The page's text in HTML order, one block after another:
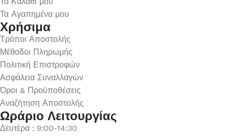
Τα Αγαπημένα μου
Χρήσιμα
Τρόποι Αποστολής
Μέθοδοι Πληρωμής
Πολιτική Επιστροφών
Ασφάλεια Συναλλαγών
Όροι & Προϋποθέσεις
Αναζήτηση Αποστολής
Ωράριο Λειτουργίας
Δευτέρα : 9:00-14:30